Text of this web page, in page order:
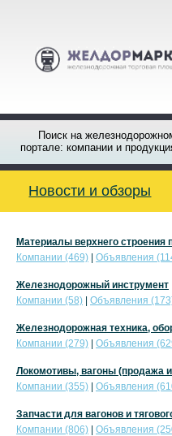
Поиск на
портале: компании и
Новости и обзоры
Материалы верхнего строения
Компании (469)
Объявления
Железнодорожный инструмент
Компании (58)
Объявления
Железнодорожная техника,
Компании (279)
Объявления
Локомотивы, вагоны (продажа
Компании (355)
Объявления
Запчасти для вагонов и
Компании (806)
Объявления